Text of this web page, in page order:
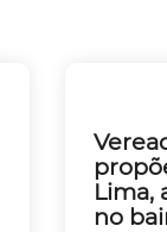
Lima,
no